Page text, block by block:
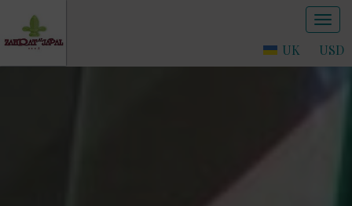
UK USD